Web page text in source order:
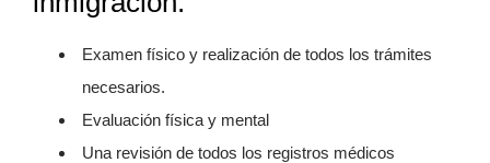
Examen físico y realización de todos los trámites
necesarios.
Evaluación física y mental
Una revisión de todos los registros médicos